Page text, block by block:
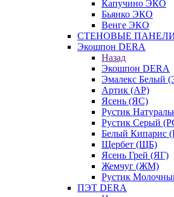
Капучино ЭКО
Бьянко ЭКО
Венге ЭКО
СТЕНОВЫЕ
Экошпон DERA
Назад
Экошпон DERA
Эмалекс Белый
Артик (АР)
Ясень (ЯС)
Рустик
Рустик Серый
Белый Кипарис
Щербет (ЩБ)
Ясень Грей (ЯГ)
Жемчуг (ЖМ)
Рустик
ПЭТ DERA